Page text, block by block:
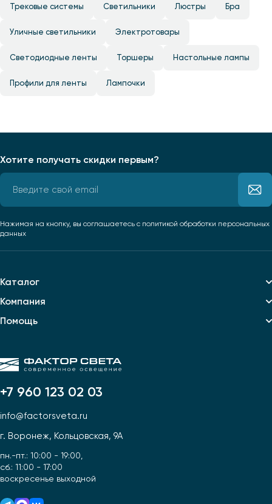
Трековые системы Светильники Люстры Бра
Уличные светильники Электротовары
Светодиодные ленты Торшеры Настольные лампы
Профили для ленты Лампочки
+7 960 123 02 03
info@factorsveta.ru
г. Воронеж, Кольцовская, 9А
пн.-пт.: 10:00 - 19:00,
сб.: 11:00 - 17:00
воскресенье выходной
Каталог
Компания
Помощь
Хотите получать скидки первым?
Нажимая на кнопку, вы соглашаетесь с политикой обработки персональных
данных